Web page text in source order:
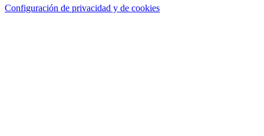
Configuración de privacidad y de cookies